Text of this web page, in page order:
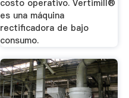
costo operativo. Vertimill®
es una máquina
rectificadora de bajo
consumo.